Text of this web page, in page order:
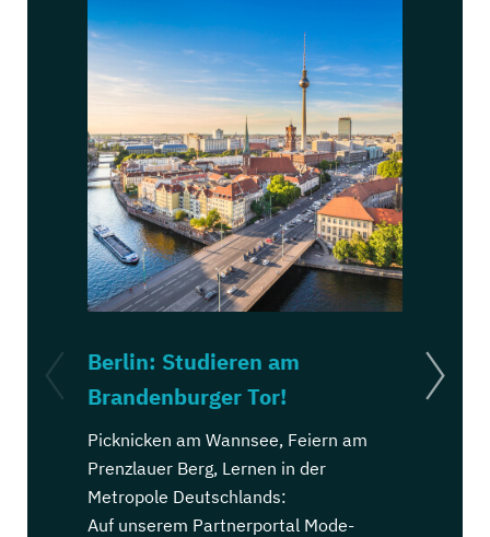
Berlin: Studieren am
Brandenburger Tor!
Picknicken am Wannsee, Feiern am
Prenzlauer Berg, Lernen in der
Metropole Deutschlands:
Auf unserem Partnerportal Mode-
Köln:
Dom!